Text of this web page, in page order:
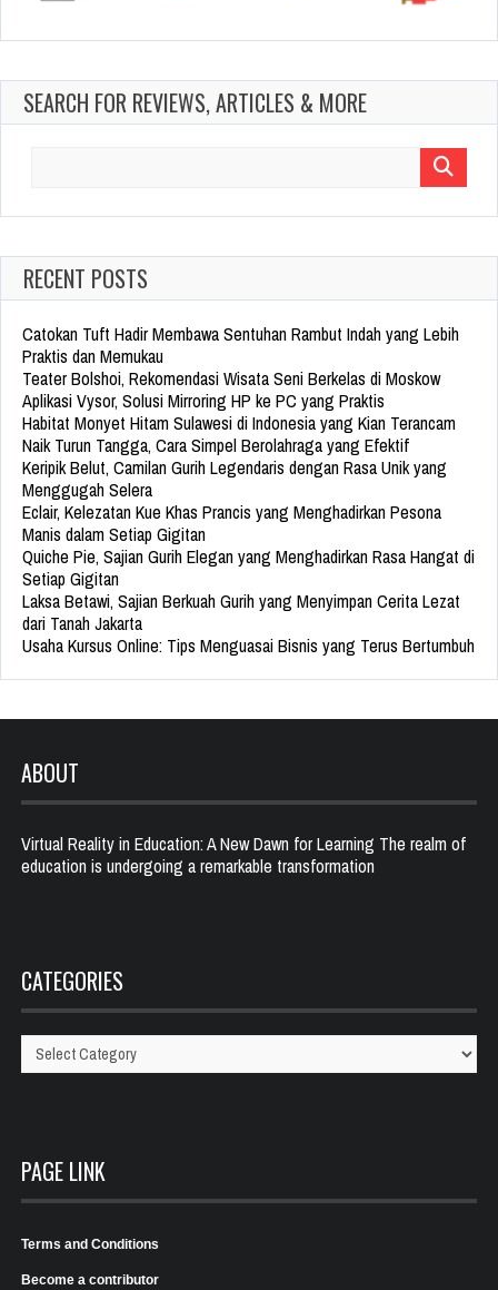
SEARCH FOR REVIEWS, ARTICLES & MORE
RECENT POSTS
Catokan Tuft Hadir Membawa Sentuhan Rambut Indah yang Lebih
Praktis dan Memukau
Teater Bolshoi, Rekomendasi Wisata Seni Berkelas di Moskow
Aplikasi Vysor, Solusi Mirroring HP ke PC yang Praktis
Habitat Monyet Hitam Sulawesi di Indonesia yang Kian Terancam
Naik Turun Tangga, Cara Simpel Berolahraga yang Efektif
Keripik Belut, Camilan Gurih Legendaris dengan Rasa Unik yang
Menggugah Selera
Eclair, Kelezatan Kue Khas Prancis yang Menghadirkan Pesona
Manis dalam Setiap Gigitan
Quiche Pie, Sajian Gurih Elegan yang Menghadirkan Rasa Hangat di
Setiap Gigitan
Laksa Betawi, Sajian Berkuah Gurih yang Menyimpan Cerita Lezat
dari Tanah Jakarta
Usaha Kursus Online: Tips Menguasai Bisnis yang Terus Bertumbuh
ABOUT
Virtual Reality in Education: A New Dawn for Learning The realm of
education is undergoing a remarkable transformation
CATEGORIES
Categories
PAGE LINK
Terms and Conditions
Become a contributor